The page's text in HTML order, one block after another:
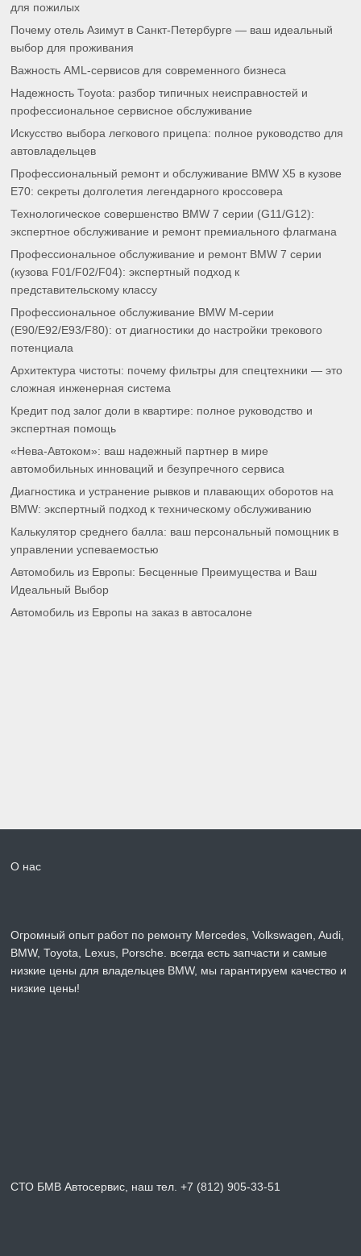
для пожилых
Почему отель Азимут в Санкт-Петербурге — ваш идеальный
выбор для проживания
Важность AML-сервисов для современного бизнеса
Надежность Toyota: разбор типичных неисправностей и
профессиональное сервисное обслуживание
Искусство выбора легкового прицепа: полное руководство для
автовладельцев
Профессиональный ремонт и обслуживание BMW X5 в кузове
E70: секреты долголетия легендарного кроссовера
Технологическое совершенство BMW 7 серии (G11/G12):
экспертное обслуживание и ремонт премиального флагмана
Профессиональное обслуживание и ремонт BMW 7 серии
(кузова F01/F02/F04): экспертный подход к
представительскому классу
Профессиональное обслуживание BMW M-серии
(E90/E92/E93/F80): от диагностики до настройки трекового
потенциала
Архитектура чистоты: почему фильтры для спецтехники — это
сложная инженерная система
Кредит под залог доли в квартире: полное руководство и
экспертная помощь
«Нева-Автоком»: ваш надежный партнер в мире
автомобильных инноваций и безупречного сервиса
Диагностика и устранение рывков и плавающих оборотов на
BMW: экспертный подход к техническому обслуживанию
Калькулятор среднего балла: ваш персональный помощник в
управлении успеваемостью
Автомобиль из Европы: Бесценные Преимущества и Ваш
Идеальный Выбор
Автомобиль из Европы на заказ в автосалоне
О нас
Огромный опыт работ по ремонту Mercedes, Volkswagen, Audi,
BMW, Toyota, Lexus, Porsche. всегда есть запчасти и самые
низкие цены для владельцев BMW, мы гарантируем качество и
низкие цены!
СТО БМВ Автосервис, наш тел. +7 (812) 905-33-51